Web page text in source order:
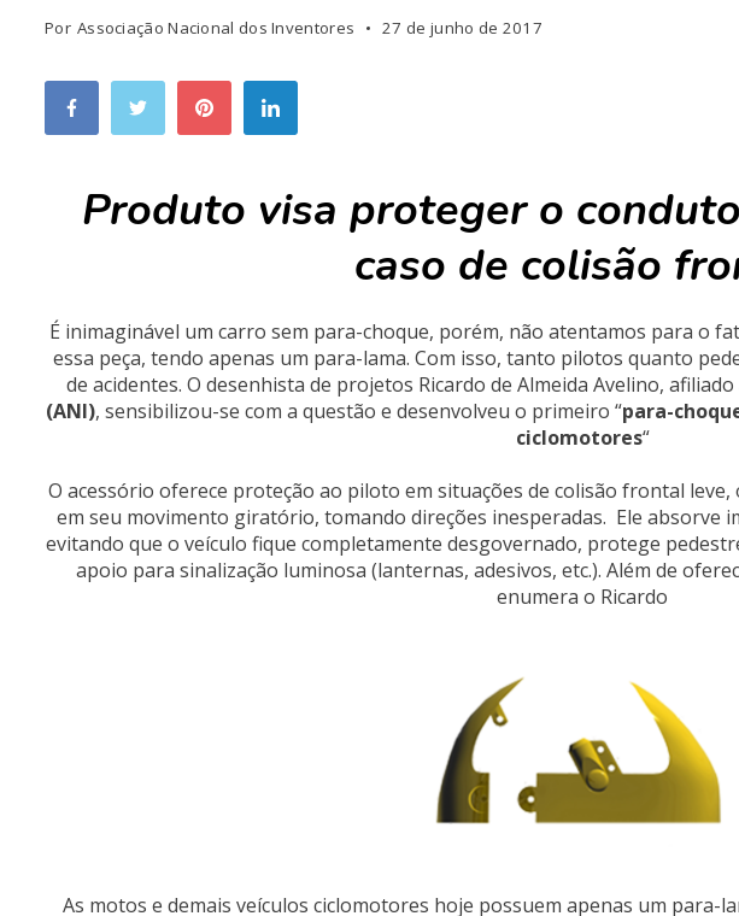
Por Associação Nacional dos Inventores 27 de junho de 2017
Produto visa proteger o
caso de colisão
É inimaginável um carro sem para-choque, porém, não atentamos para o
essa peça, tendo apenas um para-lama. Com isso, tanto pilotos quanto
de acidentes. O desenhista de projetos Ricardo de Almeida Avelino, afiliado
(ANI), sensibilizou-se com a questão e desenvolveu o primeiro “para-
ciclomotores“
O acessório oferece proteção ao piloto em situações de colisão frontal
em seu movimento giratório, tomando direções inesperadas. Ele absorve
evitando que o veículo fique completamente desgovernado, protege
apoio para sinalização luminosa (lanternas, adesivos, etc.). Além de
enumera o Ricardo
As motos e demais veículos ciclomotores hoje possuem apenas um para-